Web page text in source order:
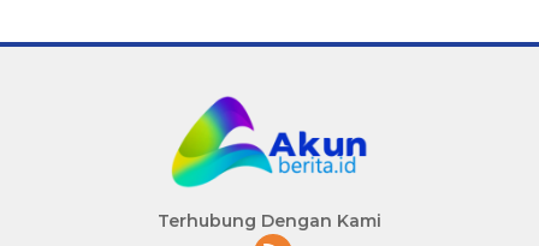
Terhubung Dengan Kami